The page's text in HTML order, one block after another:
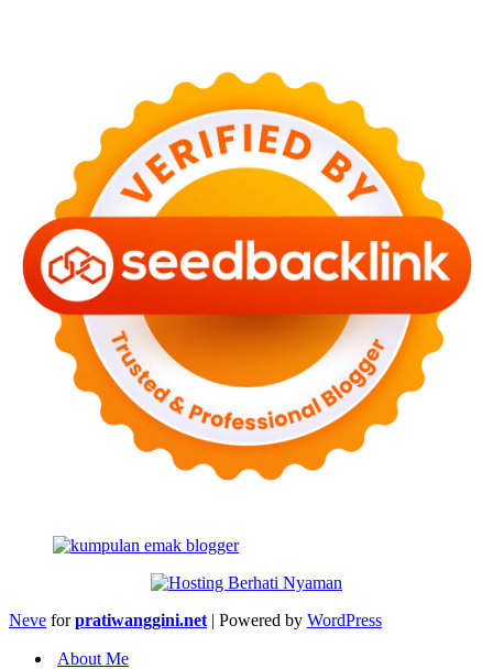
Neve forpratiwanggini.net| Powered by WordPress
About Me